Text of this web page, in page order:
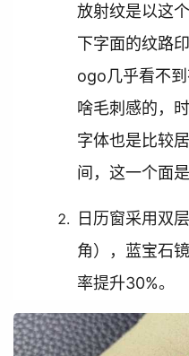
放射纹是以这
下字面的纹路
ogo几乎看不
啥毛刺感的，
字体也是比较
间，这一个面
日历窗采用双
角），蓝宝石
率提升30%。